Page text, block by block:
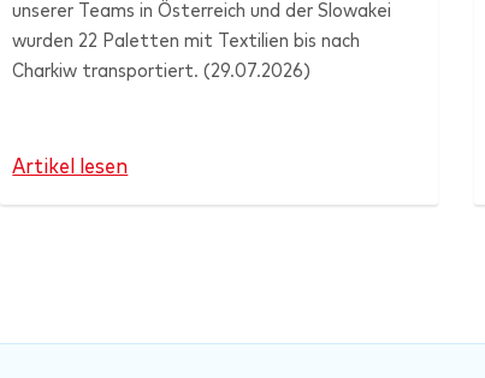
unserer Teams in Österreich und der Slowakei
wurden 22 Paletten mit Textilien bis nach
Charkiw transportiert. (29.07.2026)
Artikel lesen